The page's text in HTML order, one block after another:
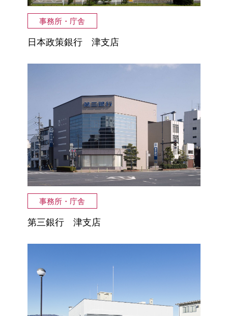
事務所・庁舎
日本政策銀行 津支店
事務所・庁舎
第三銀行 津支店